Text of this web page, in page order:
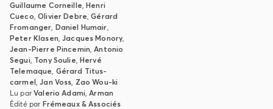
Guillaume Corneille,Henri
Cueco,Olivier Debre,Gérard
Fromanger, Daniel Humair,
Peter Klasen,Jacques Monory,
Jean-Pierre Pincemin,Antonio
Segui, Tony Soulie,Hervé
Telemaque, Gérard Titus-
carmel,Jan Voss, Zao Wou-ki
Lu parValerio Adami,Arman
Édité par Frémeaux & Associés